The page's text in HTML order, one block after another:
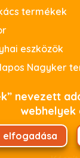
termékek
eszközök
nevezett
elfogadása